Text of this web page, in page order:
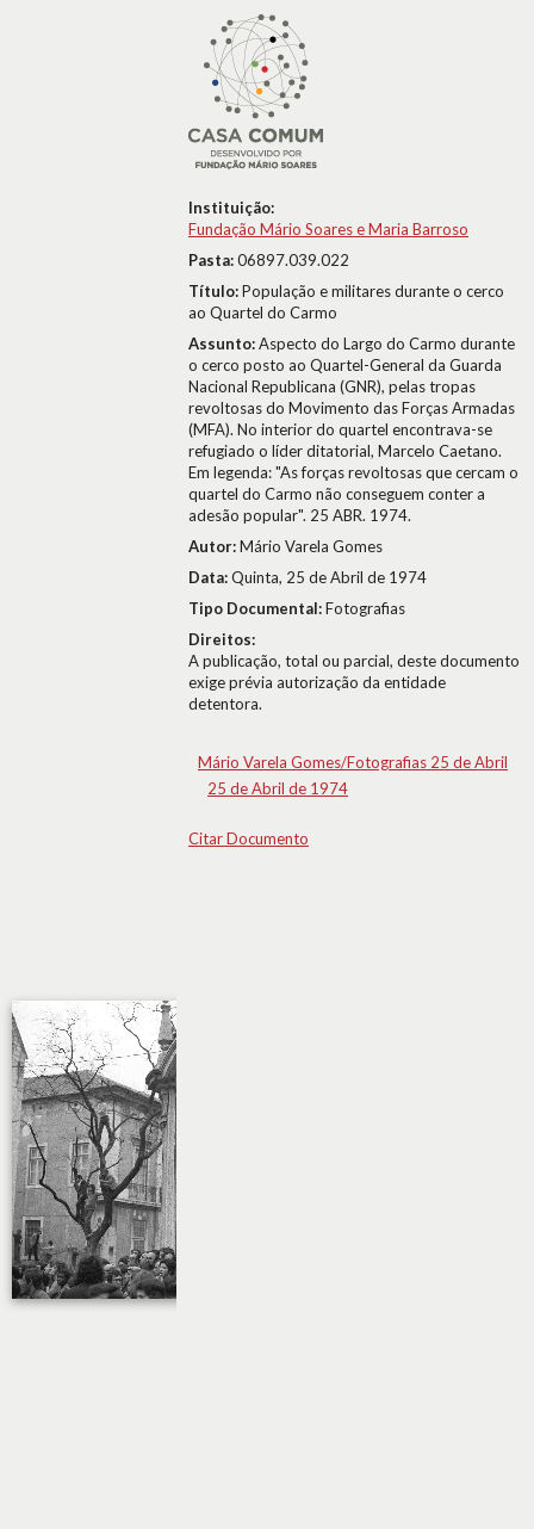
Instituição:
Fundação Mário Soares e Maria Barroso
Pasta:06897.039.022
Título:População e militares durante o cerco
ao Quartel do Carmo
Assunto:Aspecto do Largo do Carmo durante
o cerco posto ao Quartel-General da Guarda
Nacional Republicana (GNR), pelas tropas
revoltosas do Movimento das Forças Armadas
(MFA). No interior do quartel encontrava-se
refugiado o líder ditatorial, Marcelo Caetano.
Em legenda: "As forças revoltosas que cercam o
quartel do Carmo não conseguem conter a
adesão popular". 25 ABR. 1974.
Autor:Mário Varela Gomes
Data:Quinta, 25 de Abril de 1974
Tipo Documental:Fotografias
Direitos:
A publicação, total ou parcial, deste documento
exige prévia autorização da entidade
detentora.
Mário Varela Gomes/Fotografias 25 de Abril
25 de Abril de 1974
Citar Documento